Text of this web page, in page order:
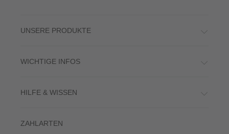
UNSERE PRODUKTE
WICHTIGE INFOS
HILFE & WISSEN
ZAHLARTEN